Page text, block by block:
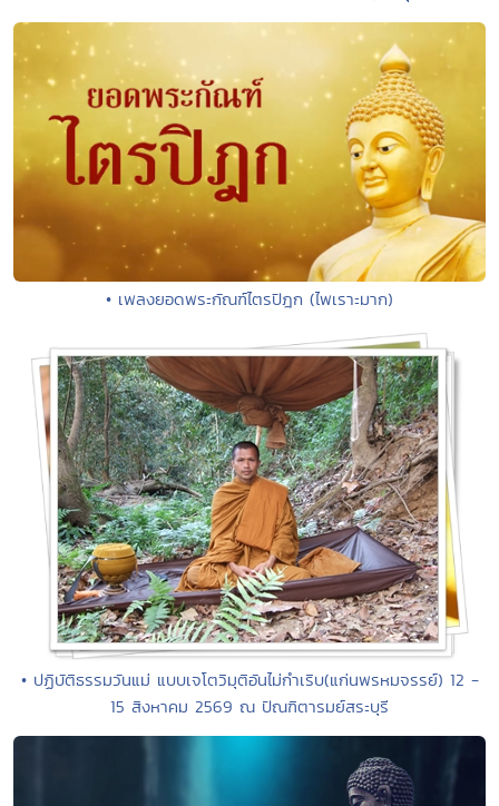
• เพลงยอดพระกัณฑ์ไตรปิฎก (ไพเราะมาก)
• ปฏิบัติธรรมวันแม่ แบบเจโตวิมุติอันไม่กำเริบ(แก่นพรหมจรรย์) 12 -
15 สิงหาคม 2569 ณ ปัณฑิตารมย์สระบุรี